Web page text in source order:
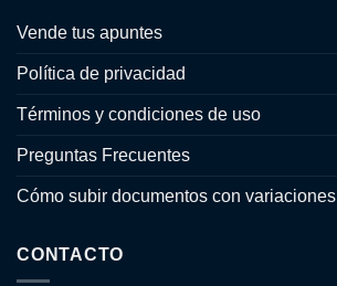
Vende tus apuntes
Política de privacidad
Términos y condiciones de uso
Preguntas Frecuentes
Cómo subir documentos con variaciones
CONTACTO